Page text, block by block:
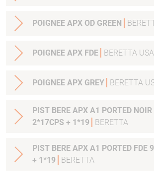
POIGNEE APX OD GREEN
POIGNEE APX FDE BERETTA USA
POIGNEE APX GREY BERETTA
PIST BERE APX A1 PORTED
2*17CPS + 1*19
BERETTA
PIST BERE APX A1 PORTED FDE
+ 1*19
BERETTA